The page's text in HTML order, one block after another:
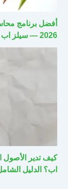
أفضل برنامج
2026 — سيلز اب
اب؟ الدليل